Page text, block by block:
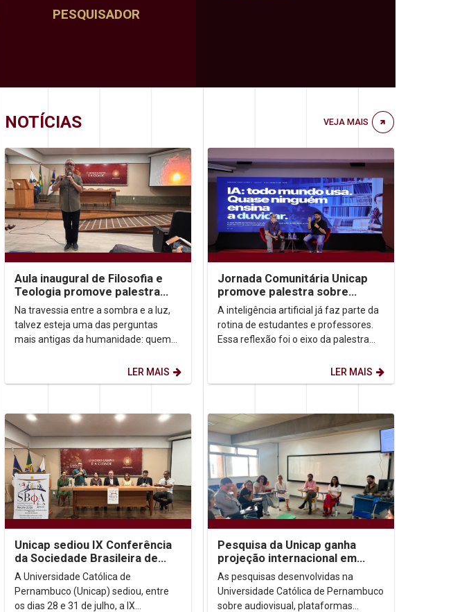
PESQUISADOR
NOTÍCIAS VEJA MAIS
Aula inaugural de Filosofia e
Teologia promove palestra
sobre autoconhecimento
Na travessia entre a sombra e a luz,
talvez esteja uma das perguntas
mais antigas da humanidade: quem
LER MAIS
Jornada Comunitária Unicap
promove palestra sobre
aprendizagem com uso de IA
A inteligência artificial já faz parte da
rotina de estudantes e professores.
Essa reflexão foi o eixo da palestra
LER MAIS
Unicap sediou IX Conferência
da Sociedade Brasileira de
Filosofia Analítica
A Universidade Católica de
Pernambuco (Unicap) sediou, entre
os dias 28 e 31 de julho, a IX
Pesquisa da Unicap ganha
projeção internacional em
congressos no Brasil e no
México
As pesquisas desenvolvidas na
Universidade Católica de Pernambuco
sobre audiovisual, plataformas